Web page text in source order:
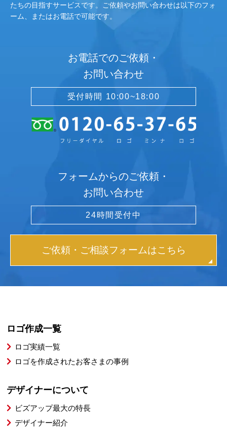
たちの目指すサービスです。ご依頼やお問い合わせは以下のフォ
ーム、またはお電話で可能です。
お電話でのご依頼・
お問い合わせ
受付時間 10:00~18:00
フォームからのご依頼・
お問い合わせ
24時間受付中
ご依頼・ご相談フォームはこちら
ロゴ作成一覧
ロゴ実績一覧
ロゴを作成されたお客さまの事例
デザイナーについて
ビズアップ最大の特長
デザイナー紹介